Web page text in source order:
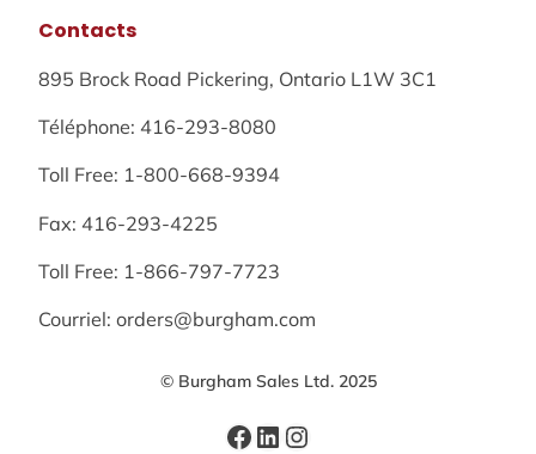
Contacts
895 Brock Road Pickering, Ontario L1W 3C1
Téléphone: 416-293-8080
Toll Free: 1-800-668-9394
Fax: 416-293-4225
Toll Free: 1-866-797-7723
Courriel: orders@burgham.com
© Burgham Sales Ltd. 2025
Facebook
LinkedIn
Instagram